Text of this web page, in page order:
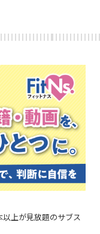
上が見放題のサブス